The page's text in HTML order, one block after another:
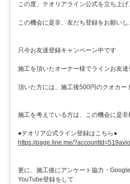
この度、テオリアライン公式を立ち上
この機会に是非、友だち登録をお願いし
只今お友達登録キャンペーン中です
施工を頂いたオーナー様でラインお友達
頂いた方には、施工後500円のクオカー
施工を考えている方は、この機会に是
●テオリア公式ライン登録はこちら●
https://page.line.me/
更に、施工後にアンケート協力・Google
YouTube登録をして